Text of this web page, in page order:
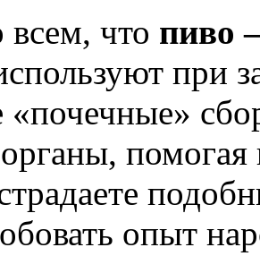
всем, что пиво
при
«почечные»
помогая
опыт